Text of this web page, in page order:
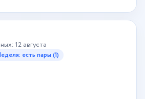
12 августа
есть пары (1)